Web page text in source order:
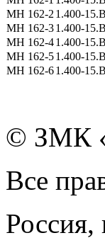
МН 162-2 1.400-
МН 162-31.400-
МН 162-41.400-
МН 162-51.400-
МН 162-61.400-
© ЗМК
Все
Россия,